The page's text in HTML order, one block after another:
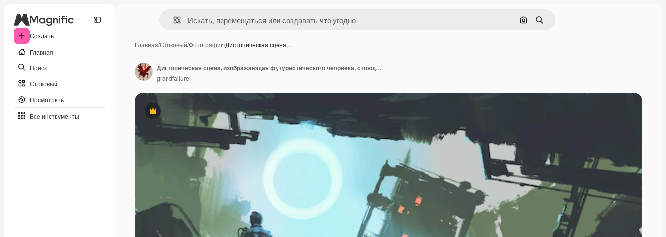
Создать
Главная
Поиск
Стоковый
Посмотреть
Все инструменты
Поиск по изображению
Поиск
Главная/Стоковый/Фотографии/Дистопическая сцена,…
Премиум
Дистопическая сцена, изображающая футуристического человека, стоящего в разрушенном городе.
grandfailure